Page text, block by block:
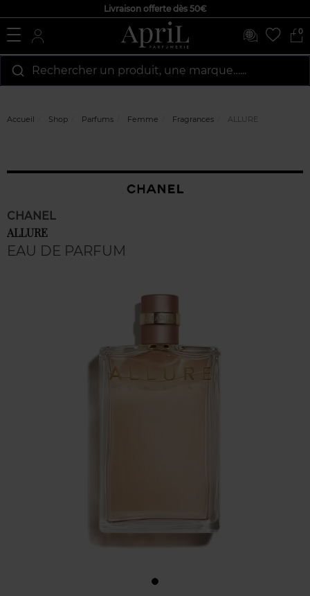
Livraison offerte dès 50€
0
Rechercher un produit, une marque…...
Accueil Shop Parfums Femme Fragrances ALLURE
CHANEL
ALLURE
EAU DE PARFUM